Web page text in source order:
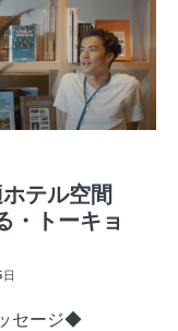
テル空間
・トーキョ
セージ◆